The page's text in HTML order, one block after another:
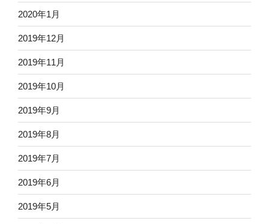
2020年1月
2019年12月
2019年11月
2019年10月
2019年9月
2019年8月
2019年7月
2019年6月
2019年5月